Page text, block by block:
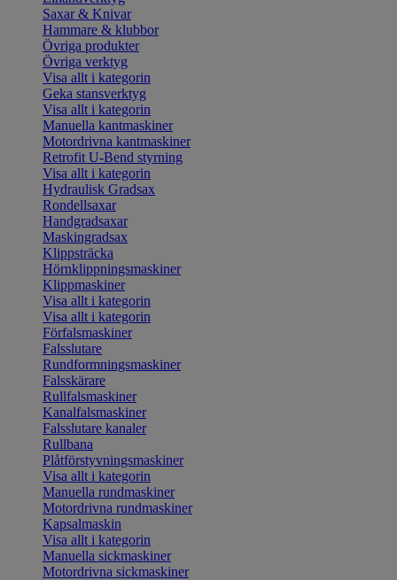
Saxar & Knivar
Hammare & klubbor
Övriga produkter
Övriga verktyg
Visa allt i kategorin
Geka stansverktyg
Visa allt i kategorin
Manuella kantmaskiner
Motordrivna kantmaskiner
Retrofit U-Bend styrning
Visa allt i kategorin
Hydraulisk Gradsax
Rondellsaxar
Handgradsaxar
Maskingradsax
Klippsträcka
Hörnklippningsmaskiner
Klippmaskiner
Visa allt i kategorin
Visa allt i kategorin
Förfalsmaskiner
Falsslutare
Rundformningsmaskiner
Falsskärare
Rullfalsmaskiner
Kanalfalsmaskiner
Falsslutare kanaler
Rullbana
Plåtförstyvningsmaskiner
Visa allt i kategorin
Manuella rundmaskiner
Motordrivna rundmaskiner
Kapsalmaskin
Visa allt i kategorin
Manuella sickmaskiner
Motordrivna sickmaskiner